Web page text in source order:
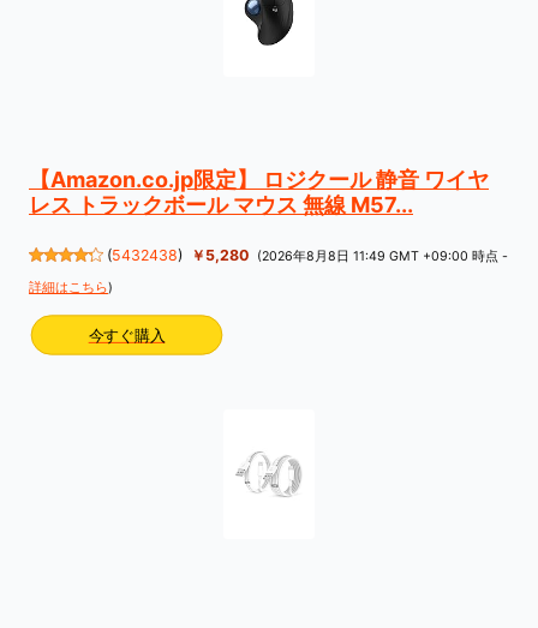
【Amazon.co.jp限定】 ロジクール 静音 ワイヤ
レス トラックボール マウス 無線 M57...
(5432438) ￥5,280
(2026年8月8日 11:49 GMT +09:00 時点 -
詳細はこちら)
今すぐ購入